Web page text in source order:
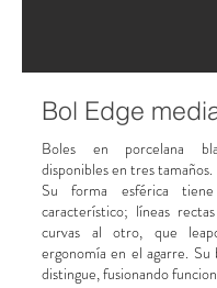
Bol Edge
Boles en porcelana
disponibles en tres tamaños.
Su forma esférica
característico; líneas
curvas al otro, que
ergonomía en el agarre. Su
distingue, fusionando